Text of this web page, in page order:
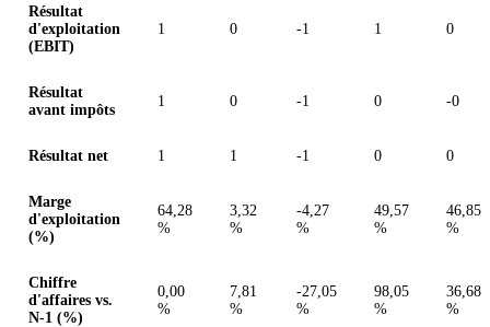
Résultat
d'exploitation
(EBIT)
1 0 -1 1 0
Résultat
avant impôts
1 0 -1 0 -0
Résultat net 1 1 -1 0 0
Marge
d'exploitation
(%)
64,28
%
3,32
%
-4,27
%
49,57
%
46,85
%
Chiffre
d'affaires vs.
N-1 (%)
0,00
%
7,81
%
-27,05
%
98,05
%
36,68
%